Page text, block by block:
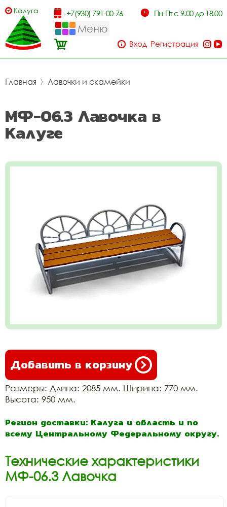
Калуга +7(930) 791-00-76 Пн-Пт с 9.00 до 18.00
Меню
Вход Регистрация
Главная 〉 Лавочки и скамейки
МФ-06.3 Лавочка в
Калуге
Добавить в корзину
Размеры: Длина: 2085 мм. Ширина: 770 мм.
Высота: 950 мм.
Регион доставки: Калуга и область и по
всему Центральному Федеральному округу.
Технические характеристики
МФ-06.3 Лавочка